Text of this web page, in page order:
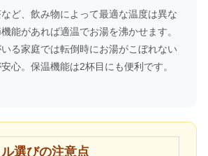
ど、飲み物によって最適な温度は異な
能があれば適温でお湯を沸かせます。
る家庭では転倒時にお湯がこぼれない
心。保温機能は2杯目にも便利です。
選びの注意点